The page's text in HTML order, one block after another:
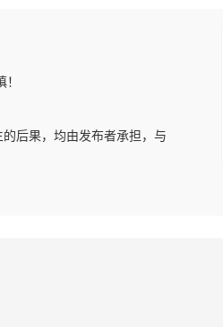
后果，均由发布者承担，与